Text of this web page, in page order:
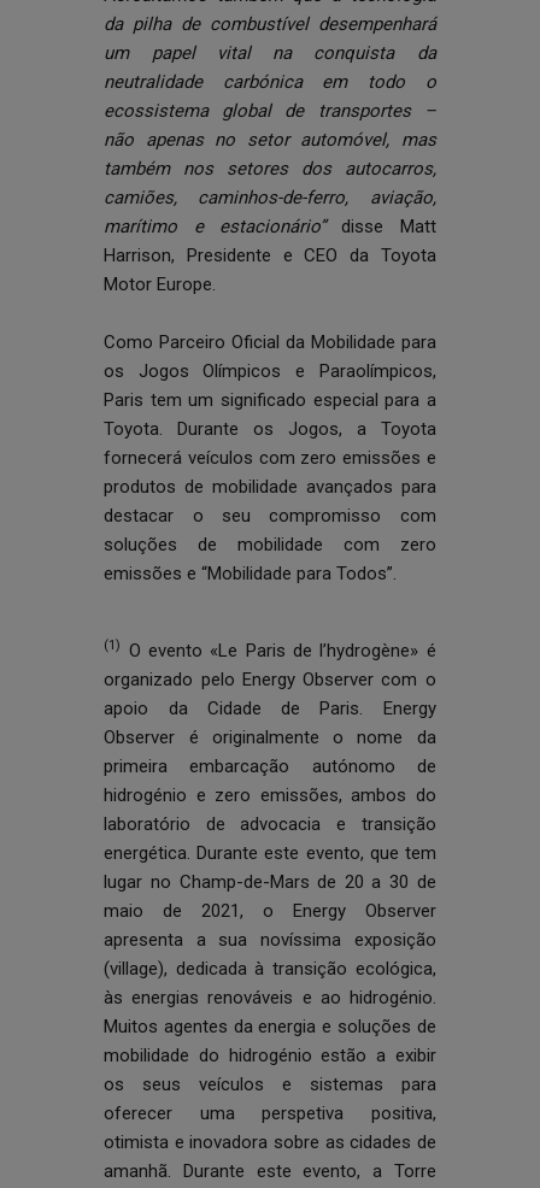
da pilha de combustível desempenhará
um papel vital na conquista da
neutralidade carbónica em todo o
ecossistema global de transportes –
não apenas no setor automóvel, mas
também nos setores dos autocarros,
camiões, caminhos-de-ferro, aviação,
marítimo e estacionário”disse Matt
Harrison, Presidente e CEO da Toyota
Motor Europe.
Como Parceiro Oficial da Mobilidade para
os Jogos Olímpicos e Paraolímpicos,
Paris tem um significado especial para a
Toyota. Durante os Jogos, a Toyota
fornecerá veículos com zero emissões e
produtos de mobilidade avançados para
destacar o seu compromisso com
soluções de mobilidade com zero
emissões e “Mobilidade para Todos”.
(1)
O evento «Le Paris de l’hydrogène» é
organizado pelo Energy Observer com o
apoio da Cidade de Paris. Energy
Observer é originalmente o nome da
primeira embarcação autónomo de
hidrogénio e zero emissões, ambos do
laboratório de advocacia e transição
energética. Durante este evento, que tem
lugar no Champ-de-Mars de 20 a 30 de
maio de 2021, o Energy Observer
apresenta a sua novíssima exposição
(village), dedicada à transição ecológica,
às energias renováveis e ao hidrogénio.
Muitos agentes da energia e soluções de
mobilidade do hidrogénio estão a exibir
os seus veículos e sistemas para
oferecer uma perspetiva positiva,
otimista e inovadora sobre as cidades de
amanhã. Durante este evento, a Torre